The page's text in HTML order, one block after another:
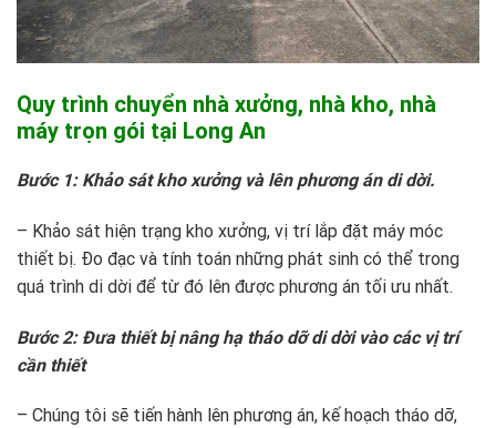
Quy trình chuyển nhà xưởng, nhà kho, nhà
máy trọn gói tại Long An
Bước 1: Khảo sát kho xưởng và lên phương án di dời.
– Khảo sát hiện trạng kho xưởng, vị trí lắp đặt máy móc
thiết bị. Đo đạc và tính toán những phát sinh có thể trong
quá trình di dời để từ đó lên được phương án tối ưu nhất.
Bước 2: Đưa thiết bị nâng hạ tháo dỡ di dời vào các vị trí
cần thiết
– Chúng tôi sẽ tiến hành lên phương án, kế hoạch tháo dỡ,